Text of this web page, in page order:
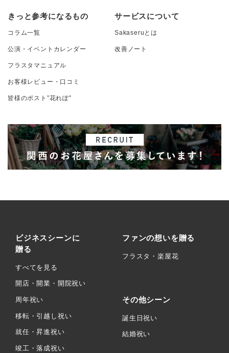
きっと参考になるもの
コラム一覧
公演・イベントカレンダー
フラスタマニュアル
お客様レビュー・口コミ
皆様のポスト”花れぽ”
サービスについて
Sakaseruとは
改善ノート
ビジネスシーンに
贈る
すべてを見る
開店・開業・開院祝い
周年祝い
移転・引越し祝い
就任・昇進祝い
竣工・落成祝い
ファンの想いを贈る
フラスタ・楽屋花
その他シーン
誕生日祝い
結婚祝い